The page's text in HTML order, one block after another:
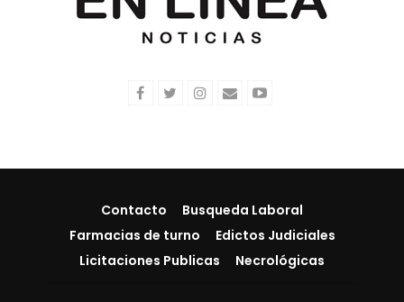
Contacto
Busqueda Laboral
Farmacias de turno
Edictos Judiciales
Licitaciones Publicas
Necrológicas